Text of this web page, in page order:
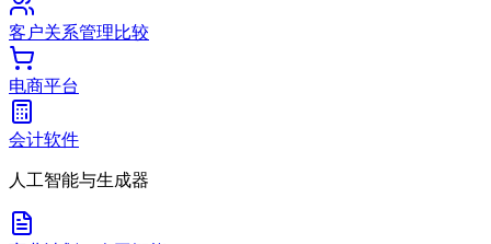
客户关系管理比较
电商平台
会计软件
人工智能与生成器